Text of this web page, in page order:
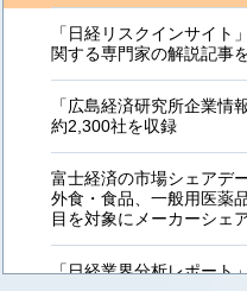
「日経リスクインサイ
関する専門家の解説記事
「広島経済研究所企業情
約2,300社を収録
富士経済の市場シェアデ
外食・食品、一般用医薬
目を対象にメーカーシェ
「日経業界分析レポート